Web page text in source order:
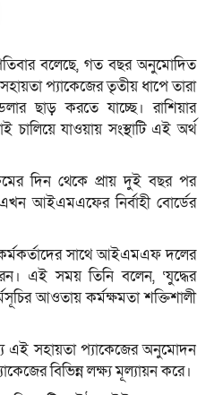
বলেছে, গত বছর অনুমোদিত
প্যাকেজের তৃতীয় ধাপে তারা
ছাড় করতে যাচ্ছে। রাশিয়ার
চালিয়ে যাওয়ায় সংস্থাটি এই অর্থ
দিন থেকে প্রায় দুই বছর পর
আইএমএফের নির্বাহী বোর্ডের
সাথে আইএমএফ দলের
এই সময় তিনি বলেন, ‘যুদ্ধের
আওতায় কর্মক্ষমতা শক্তিশালী
সহায়তা প্যাকেজের অনুমোদন
বিভিন্ন লক্ষ্য মূল্যায়ন করে।